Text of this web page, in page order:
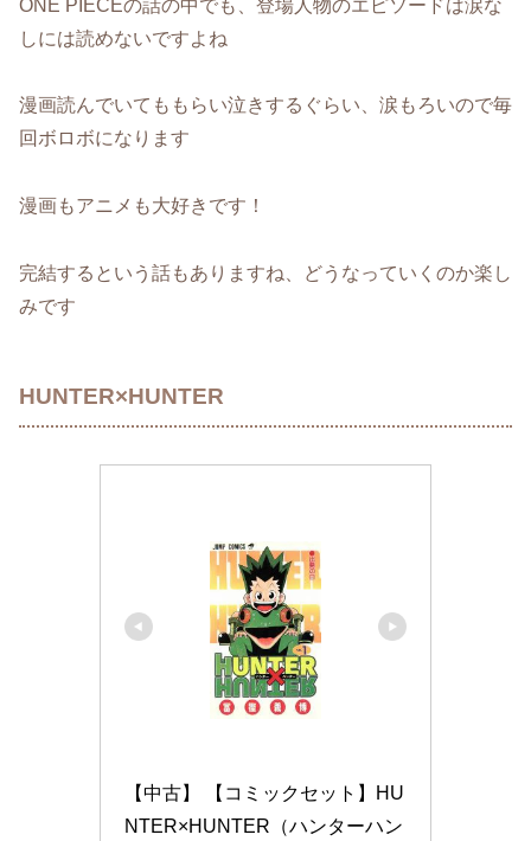
ONE PIECEの話の中でも、登場人物のエピソードは涙な
しには読めないですよね
漫画読んでいてももらい泣きするぐらい、涙もろいので毎
回ボロボになります
漫画もアニメも大好きです！
完結するという話もありますね、どうなっていくのか楽し
みです
HUNTER×HUNTER
【中古】 【コミックセット】HU
NTER×HUNTER（ハンターハン